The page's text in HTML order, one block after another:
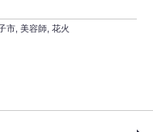
市 美容師 花火